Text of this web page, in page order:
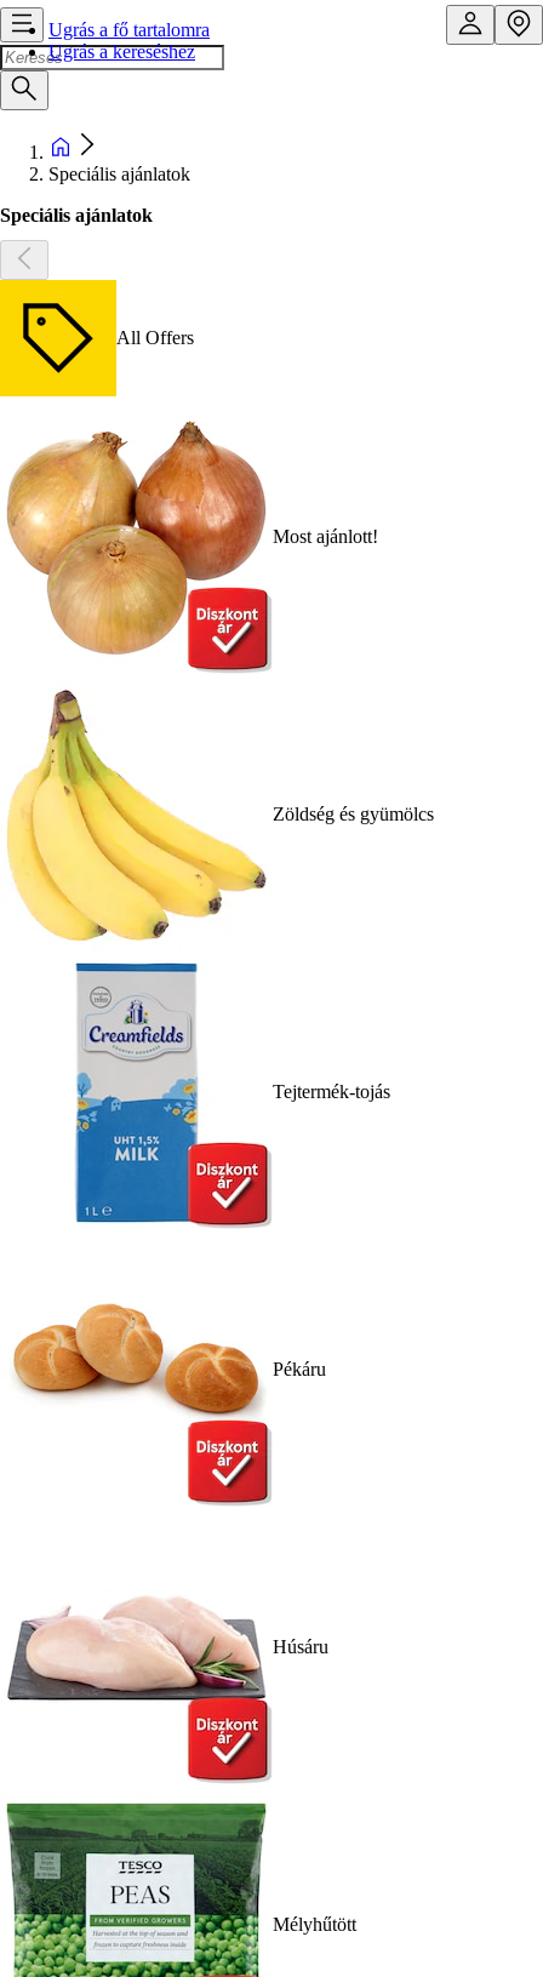
Ugrás a fő tartalomra
Ugrás a kereséshez
Speciális ajánlatok
Speciális ajánlatok
All Offers
Most ajánlott!
Zöldség és gyümölcs
Tejtermék-tojás
Pékáru
Húsáru
Mélyhűtött